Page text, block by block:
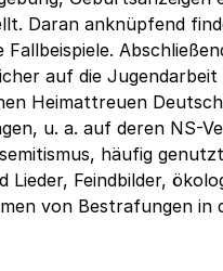
Daran anknüpfend
Fallbeispiele.
auf die
Heimattreuen
u. a. auf deren NS-
häufig
Lieder, Feindbilder,
von Bestrafungen in